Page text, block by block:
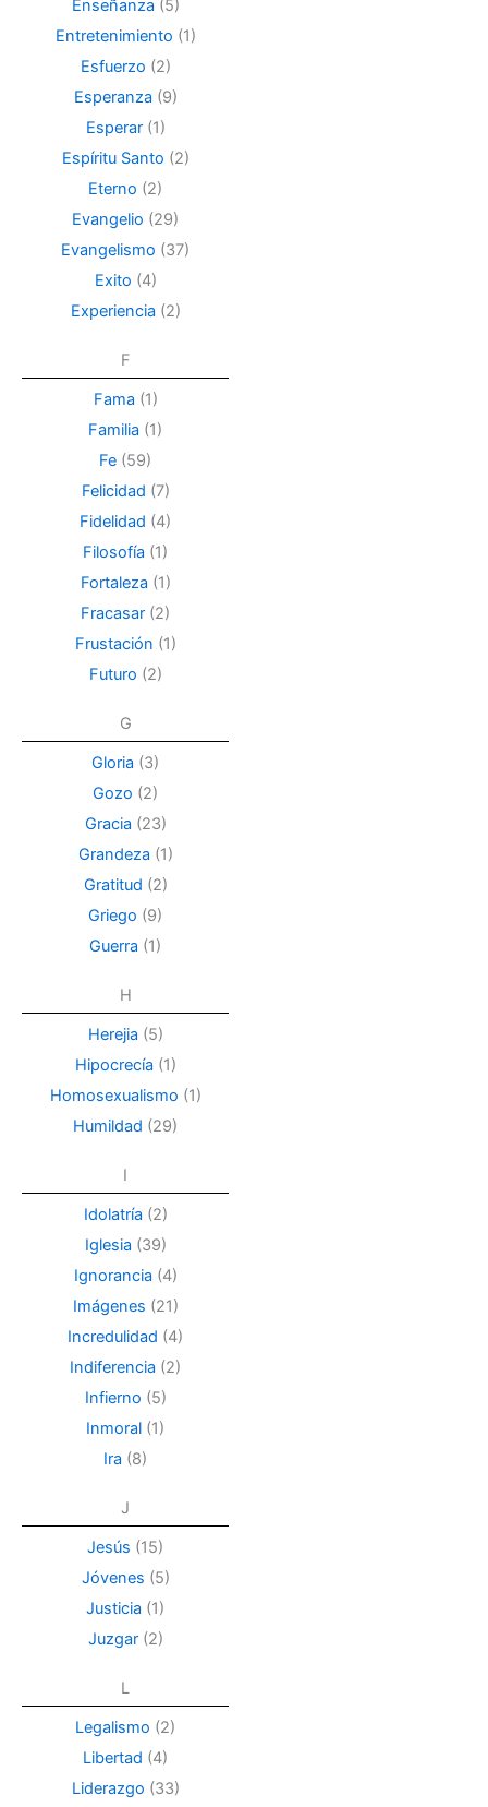
Enseñanza (5)
Entretenimiento (1)
Esfuerzo (2)
Esperanza (9)
Esperar (1)
Espíritu Santo (2)
Eterno (2)
Evangelio (29)
Evangelismo (37)
Exito (4)
Experiencia (2)
F
Fama (1)
Familia (1)
Fe (59)
Felicidad (7)
Fidelidad (4)
Filosofía (1)
Fortaleza (1)
Fracasar (2)
Frustación (1)
Futuro (2)
G
Gloria (3)
Gozo (2)
Gracia (23)
Grandeza (1)
Gratitud (2)
Griego (9)
Guerra (1)
H
Herejia (5)
Hipocrecía (1)
Homosexualismo (1)
Humildad (29)
I
Idolatría (2)
Iglesia (39)
Ignorancia (4)
Imágenes (21)
Incredulidad (4)
Indiferencia (2)
Infierno (5)
Inmoral (1)
Ira (8)
J
Jesús (15)
Jóvenes (5)
Justicia (1)
Juzgar (2)
L
Legalismo (2)
Libertad (4)
Liderazgo (33)